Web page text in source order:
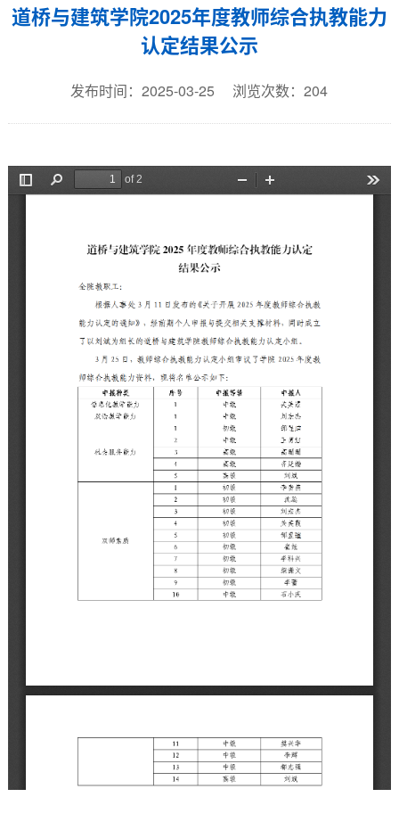
道桥与建筑学院2025年度教师综合执教能力
认定结果公示
发布时间：2025-03-25 浏览次数：204